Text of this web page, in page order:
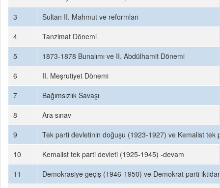
3
Sultan II. Mahmut ve reformları
4
Tanzimat Dönemi
5
1873-1878 Bunalımı ve II. Abdülhamit Dönemi
6
II. Meşrutiyet Dönemi
7
Bağımsızlık Savaşı
8
Ara sınav
9
Tek parti devletinin doğuşu (1923-1927) ve Kemalist tek
10
Kemalist tek parti devleti (1925-1945) -devam
11
Demokrasiye geçiş (1946-1950) ve Demokrat parti